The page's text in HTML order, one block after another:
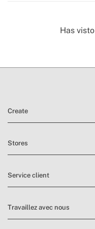
Has visto
Create
Stores
Service client
Travaillez avec nous